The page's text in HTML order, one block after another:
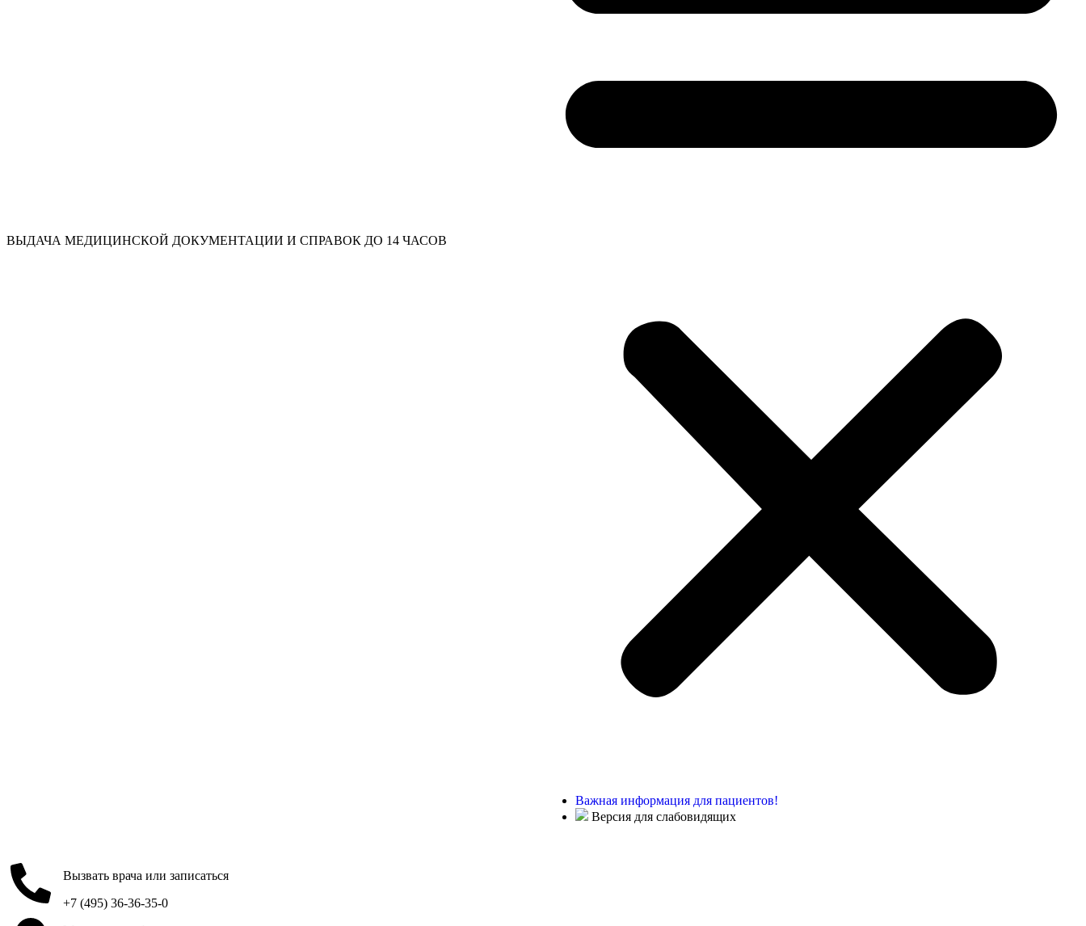
ВЫДАЧА МЕДИЦИНСКОЙ ДОКУМЕНТАЦИИ И СПРАВОК ДО 14 ЧАСОВ
Важная информация для пациентов!
Версия для слабовидящих
Вызвать врача или записаться
+7 (495) 36-36-35-0